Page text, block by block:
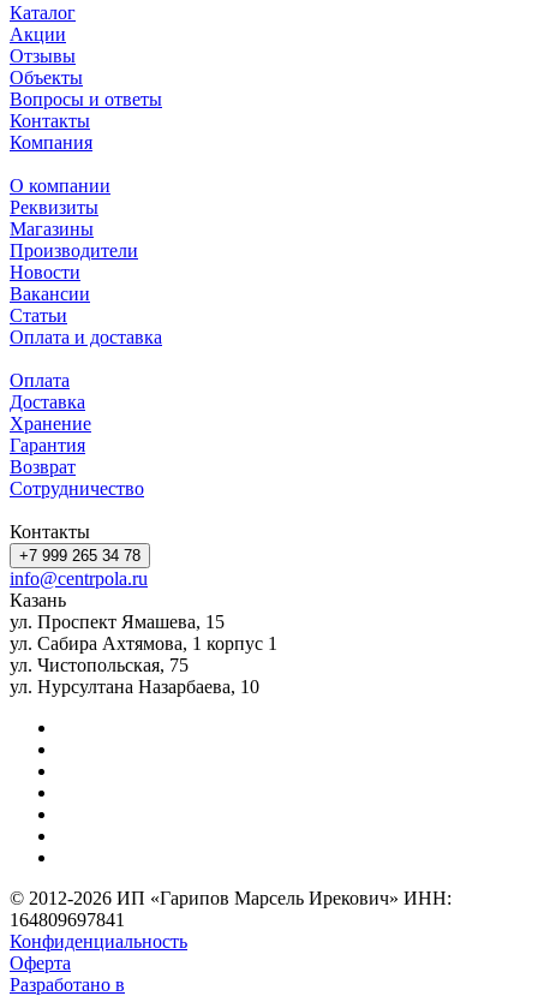
Каталог
Акции
Отзывы
Объекты
Вопросы и ответы
Контакты
Компания
О компании
Реквизиты
Магазины
Производители
Новости
Вакансии
Статьи
Оплата и доставка
Оплата
Доставка
Хранение
Гарантия
Возврат
Сотрудничество
Контакты
+7 999 265 34 78
info@centrpola.ru
Казань
ул. Проспект Ямашева, 15
ул. Сабира Ахтямова, 1 корпус 1
ул. Чистопольская, 75
ул. Нурсултана Назарбаева, 10
© 2012-2026 ИП «Гарипов Марсель Ирекович» ИНН:
164809697841
Конфиденциальность
Оферта
Разработано в